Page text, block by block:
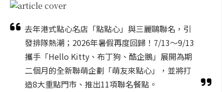
去年港式點心名店「點點心」與三麗鷗聯名，引
發排隊熱潮；2026年暑假再度回歸！7/13～9/13
攜手「Hello Kitty、布丁狗、酷企鵝」展開為期
二個月的全新聯萌企劃「萌友來點心」，並將打
造8大重點門市、推出11項聯名餐點。